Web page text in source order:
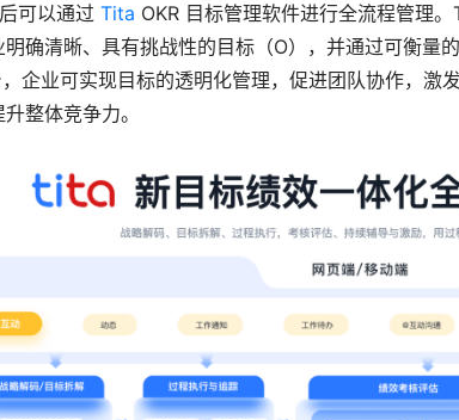
可以通过 Tita OKR 目标管理软件进行全流程管理
确清晰、具有挑战性的目标（O），并通过可衡量
企业可实现目标的透明化管理，促进团队协作，激
整体竞争力。